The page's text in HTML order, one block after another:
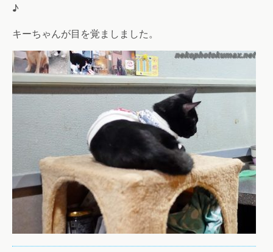
♪
キーちゃんが目を覚ましました。